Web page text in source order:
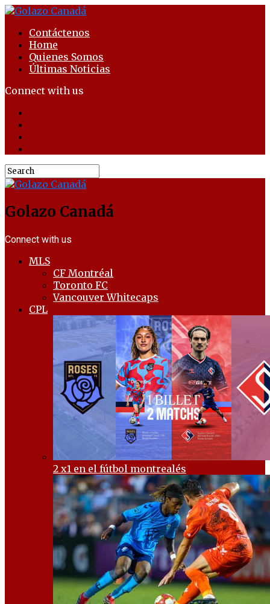
Contáctenos
Home
Quienes Somos
Últimas Noticias
Connect with us
Golazo Canadá
Connect with us
MLS
CF Montréal
Toronto FC
Vancouver Whitecaps
CPL
2 x1 en el fútbol montrealés